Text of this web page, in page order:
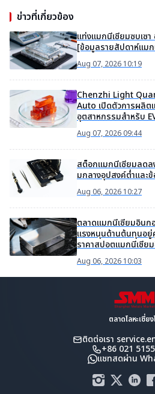
ข่าวที่เกี่ยวข้อง
แท่งแมกนีเซียมซบเซ
[ข้อมูลรายสัปดาห์แม
Aug 07, 2026 10:19
Chenzhi Light
Auto เปิดตัวการผลิต
อุตสาหกรรมสำหรับ
Aug 07, 2026 09:44
สต็อกแมกนีเซียมลดล
มกลางอุปสงค์ต่ำและ
Aug 06, 2026 10:27
ตลาดแมกนีเซียมอินก
แรงหนุนด้านต้นทุนอ
ราคาสปอตแมกนีเซีย
Aug 06, 2026 10:03
ตลาดโลหะเซี่ยง
ติดต่อเรา
+86 021
แชทสดผ่าน